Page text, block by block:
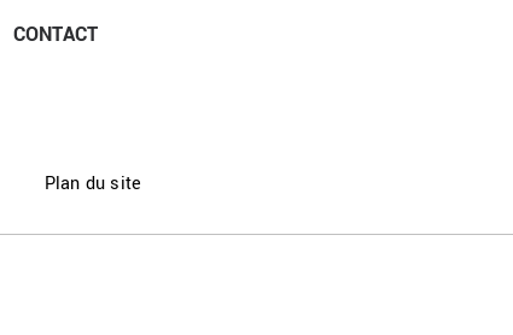
CONTACT
Plan du site